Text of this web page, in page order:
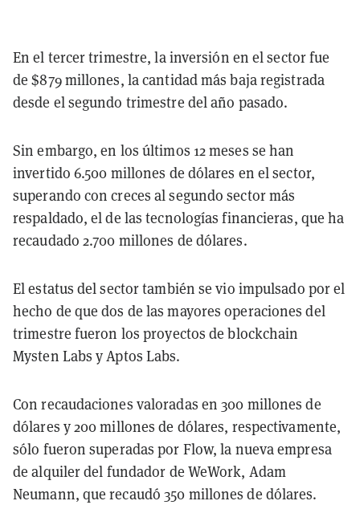
En el tercer trimestre, la inversión en el sector fue
de $879 millones, la cantidad más baja registrada
desde el segundo trimestre del año pasado.
Sin embargo, en los últimos 12 meses se han
invertido 6.500 millones de dólares en el sector,
superando con creces al segundo sector más
respaldado, el de las tecnologías financieras, que ha
recaudado 2.700 millones de dólares.
El estatus del sector también se vio impulsado por el
hecho de que dos de las mayores operaciones del
trimestre fueron los proyectos de blockchain
Mysten Labs y Aptos Labs.
Con recaudaciones valoradas en 300 millones de
dólares y 200 millones de dólares, respectivamente,
sólo fueron superadas por Flow, la nueva empresa
de alquiler del fundador de WeWork, Adam
Neumann, que recaudó 350 millones de dólares.